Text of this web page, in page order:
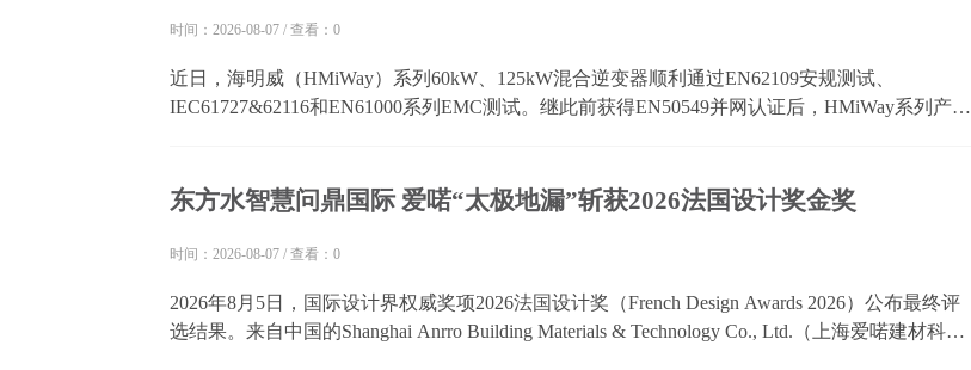
时间：2026-08-07 / 查看：0
近日，海明威（HMiWay）系列60kW、125kW混合逆变器顺利通过EN62109安规测试、
IEC61727&62116和EN61000系列EMC测试。继此前获得EN50549并网认证后，HMiWay系列产品
东方水智慧问鼎国际 爱喏“太极地漏”斩获2026法国设计奖金奖
时间：2026-08-07 / 查看：0
2026年8月5日，国际设计界权威奖项2026法国设计奖（French Design Awards 2026）公布最终评
选结果。来自中国的Shanghai Anrro Building Materials & Technology Co., Ltd.（上海爱喏建材科技